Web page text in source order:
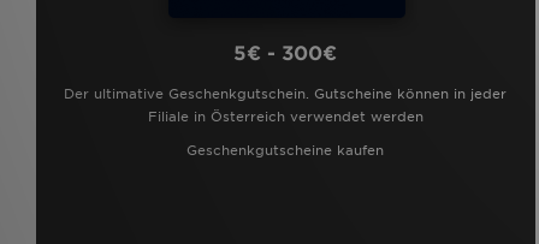
5€ - 300€
Der ultimative Geschenkgutschein. Gutscheine können in jeder
Filiale in Österreich verwendet werden
Geschenkgutscheine kaufen